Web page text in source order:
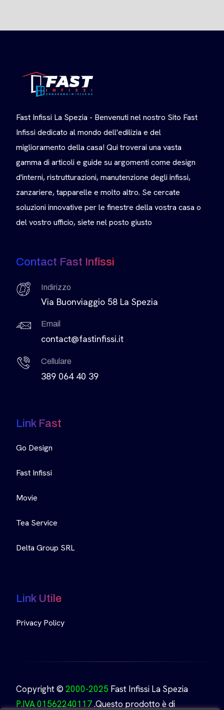
Fast Infissi La Spezia - Benvenuti nel nostro Sito Fast
Infissi dedicato al mondo dell'edilizia e del
miglioramento della casa! Qui troverai una vasta
gamma di articoli e guide su argomenti come design
d'interni, ristrutturazioni, manutenzione degli infissi,
zanzariere, tapparelle e molto altro. Se cercate
soluzioni innovative per le finestre della vostra casa o
del vostro ufficio, siete nel posto giusto
Contact Fast Infissi
Indirizzo
Via Buonviaggio 58 La Spezia
Email
contact@fastinfissi.it
Cellulare
389 064 40 39
Link Fast
Go Design
Fast Infissi
Movie
Tea Service
Delta Group SRL
Link Utile
Privacy Policy
Copyright © 2000-2025 Fast Infissi La Spezia
P.IVA 01562240117.Questo prodotto è di